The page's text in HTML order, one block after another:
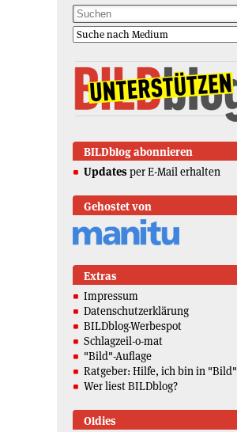
BILDblog abonnieren
Updates per E-Mail erhalten
Gehostet von
Extras
Impressum
Datenschutzerklärung
BILDblog-Werbespot
Schlagzeil-o-mat
"Bild"-Auflage
Ratgeber: Hilfe, ich bin in "Bild"
Wer liest BILDblog?
Oldies